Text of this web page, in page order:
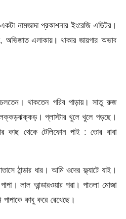
নামজাদা প্রকাশনার ইংরেজি এডিটর।
অভিজাত এলাকায়। থাকার জায়গার অভাব
চলতেন। থাকতেন গরিব পাড়ায়। সাতু রুজ
লক্কড়ঝক্কড়। প্লাস্টার খুলে খুলে পড়ছে।
কাছ থেকে টেলিফোন পাই : তোর বাবা
ঠান্ডার ধার। আমি ওদের ফ্ল্যাটে যাই।
লাল আন্ডারওয়ার পরা। পাতলা মোজা
পাপাকে কাবু করে রেখেছে।